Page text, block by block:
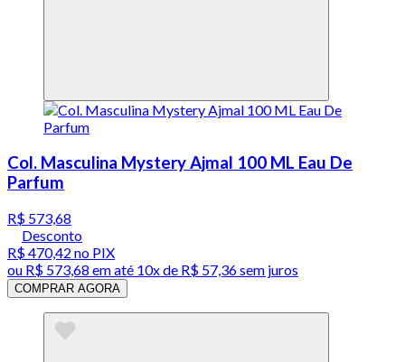
Col. Masculina Mystery Ajmal 100 ML Eau De
Parfum
R$ 573,68
Desconto
R$ 470,42 no PIX
ou R$ 573,68 em até 10x de R$ 57,36 sem juros
COMPRAR AGORA